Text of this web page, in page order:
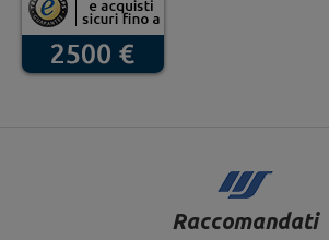
Raccomandati